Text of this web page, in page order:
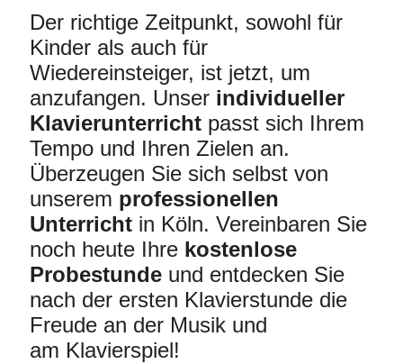
Der richtige Zeitpunkt, sowohl für
Kinder als auch für
Wiedereinsteiger, ist jetzt, um
anzufangen. Unser individueller
Klavierunterricht passt sich Ihrem
Tempo und Ihren Zielen an.
Überzeugen Sie sich selbst von
unserem professionellen
Unterricht in Köln. Vereinbaren Sie
noch heute Ihre kostenlose
Probestunde und entdecken Sie
nach der ersten Klavierstunde die
Freude an der Musik und
am Klavierspiel!